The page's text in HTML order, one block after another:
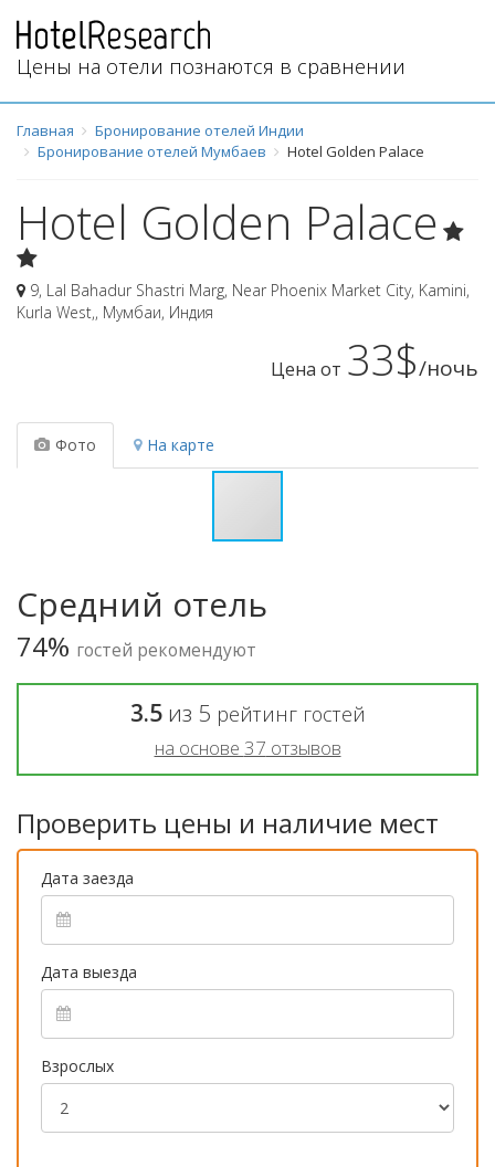
Цены на отели познаются в сравнении
Главная
Бронирование отелей Индии
Бронирование отелей Мумбаев
Hotel Golden Palace
Hotel Golden Palace
9, Lal Bahadur Shastri Marg, Near Phoenix Market City, Kamini,
Kurla West,, Мумбаи, Индия
Цена от 33$/ночь
Фото На карте
Средний отель
74% гостей рекомендуют
3.5из 5 рейтинг гостей
на основе 37 отзывов
Проверить цены и наличие мест
Дата заезда
Дата выезда
Взрослых